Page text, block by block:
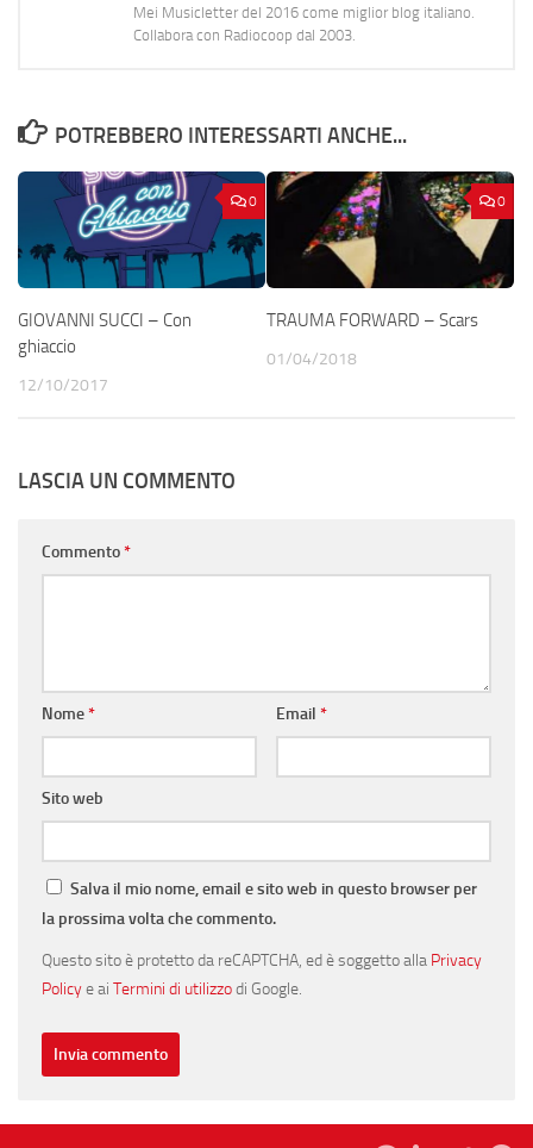
Mei Musicletter del 2016 come miglior blog italiano.
Collabora con Radiocoop dal 2003.
POTREBBERO INTERESSARTI ANCHE...
0
GIOVANNI SUCCI – Con
ghiaccio
12/10/2017
0
TRAUMA FORWARD – Scars
01/04/2018
LASCIA UN COMMENTO
Commento*
Nome* Email *
Sito web
Salva il mio nome, email e sito web in questo browser per
la prossima volta che commento.
Questo sito è protetto da reCAPTCHA, ed è soggetto alla Privacy
Policye ai Termini di utilizzodi Google.